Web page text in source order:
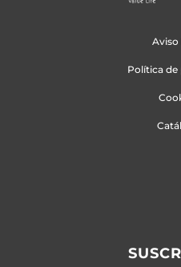
Aviso
Política de